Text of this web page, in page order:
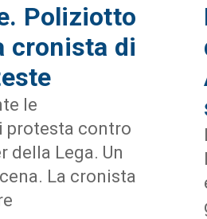
Poliziotto
cronista di
le
protesta contro
della Lega. Un
La cronista